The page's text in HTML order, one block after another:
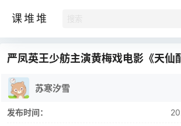
课堆堆
严凤英王少舫主演黄梅戏电影《天仙
苏寒汐雪
发布时间：